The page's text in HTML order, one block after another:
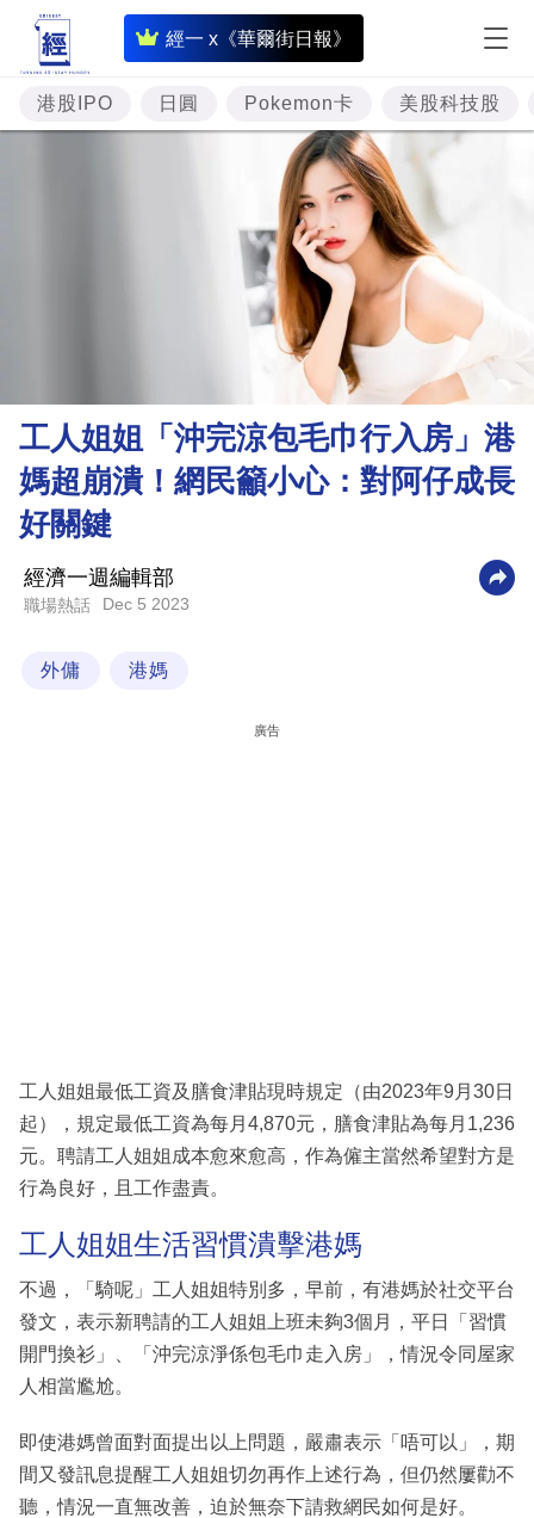
經一 x《華爾街日報》
即
時
財
經
理
財
商
科
技
場
港股IPO 日圓 Pokemon卡 美股科技股
工人姐姐「沖完涼包毛巾行入房」港
媽超崩潰！網民籲小心：對阿仔成長
好關鍵
經濟一週編輯部
職場熱話 Dec 5 2023
外傭 港媽
廣告
工人姐姐最低工資及膳食津貼現時規定（由2023年9月30日
起），規定最低工資為每月4,870元，膳食津貼為每月1,236
元。聘請工人姐姐成本愈來愈高，作為僱主當然希望對方是
行為良好，且工作盡責。
工人姐姐生活習慣潰擊港媽
不過，「騎呢」工人姐姐特別多，早前，有港媽於社交平台
發文，表示新聘請的工人姐姐上班未夠3個月，平日「習慣
開門換衫」、「沖完涼淨係包毛巾走入房」，情況令同屋家
人相當尷尬。
即使港媽曾面對面提出以上問題，嚴肅表示「唔可以」，期
間又發訊息提醒工人姐姐切勿再作上述行為，但仍然屢勸不
聽，情況一直無改善，迫於無奈下請救網民如何是好。